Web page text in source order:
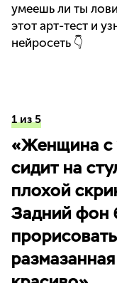
умеешь ли ты
этот арт-тест и
нейросеть 👇
1 из 5
«Женщина с
сидит на
плохой
Задний фон